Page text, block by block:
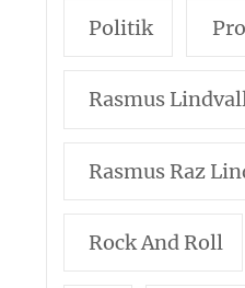
Politik
Rasmus
Rasmus Raz
Rock And Roll